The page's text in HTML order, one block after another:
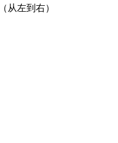
（从左到右）